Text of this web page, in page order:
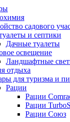
садового
и септики
Дачные туалеты
освещение
Ландшафтные
отдыха
для туризма и
Рации
Рации
Рации
Рации Союз